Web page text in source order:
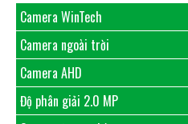
Camera WinTech
Camera ngoài trời
Camera AHD
Độ phân giải 2.0 MP